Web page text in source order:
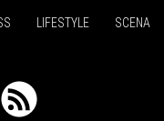
LIFESTYLE SCENA